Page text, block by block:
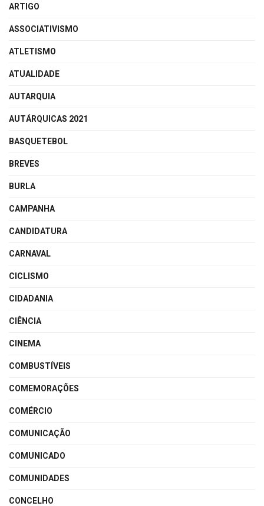
ARTIGO
ASSOCIATIVISMO
ATLETISMO
ATUALIDADE
AUTARQUIA
AUTÁRQUICAS 2021
BASQUETEBOL
BREVES
BURLA
CAMPANHA
CANDIDATURA
CARNAVAL
CICLISMO
CIDADANIA
CIÊNCIA
CINEMA
COMBUSTÍVEIS
COMEMORAÇÕES
COMÉRCIO
COMUNICAÇÃO
COMUNICADO
COMUNIDADES
CONCELHO